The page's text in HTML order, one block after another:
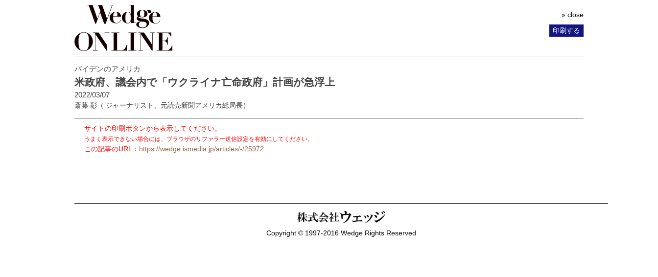
» close
印刷する
バイデンのアメリカ
米政府、議会内で「ウクライナ亡命政府」計画が急浮上
2022/03/07
斎藤 彰 （ ジャーナリスト、元読売新聞アメリカ総局長）
サイトの印刷ボタンから表示してください。
うまく表示できない場合には、ブラウザのリファラー送信設定を有効にしてください。
この記事のURL： https://wedge.ismedia.jp/articles/-/25972
Copyright © 1997-2016 Wedge Rights Reserved